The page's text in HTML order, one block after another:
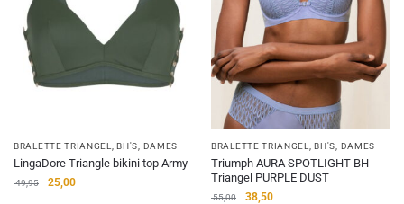
BRALETTE TRIANGEL ,BH'S DAMES
LingaDore Triangle bikini top Army
49,95 25,00
BRALETTE TRIANGEL ,BH'S DAMES
Triumph AURA SPOTLIGHT BH
Triangel PURPLE DUST
55,00 38,50